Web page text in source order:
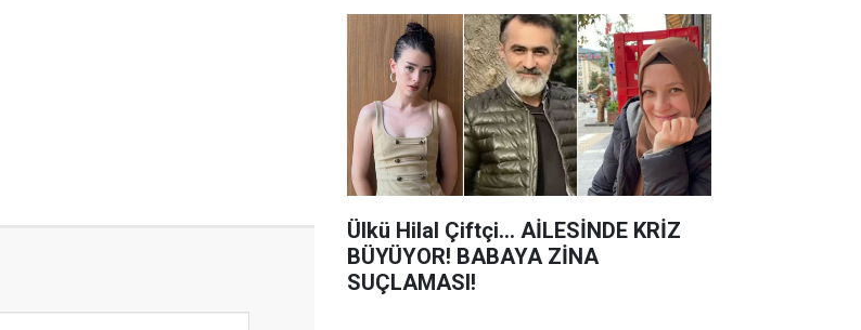
Ülkü Hilal Çiftçi… AİLESİNDE KRİZ
BÜYÜYOR! BABAYA ZİNA
SUÇLAMASI!